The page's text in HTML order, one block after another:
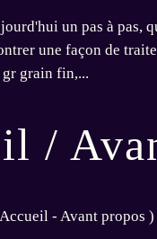
un pas à pas,
une façon de
grain fin,...
/
Accueil - Avant propos )